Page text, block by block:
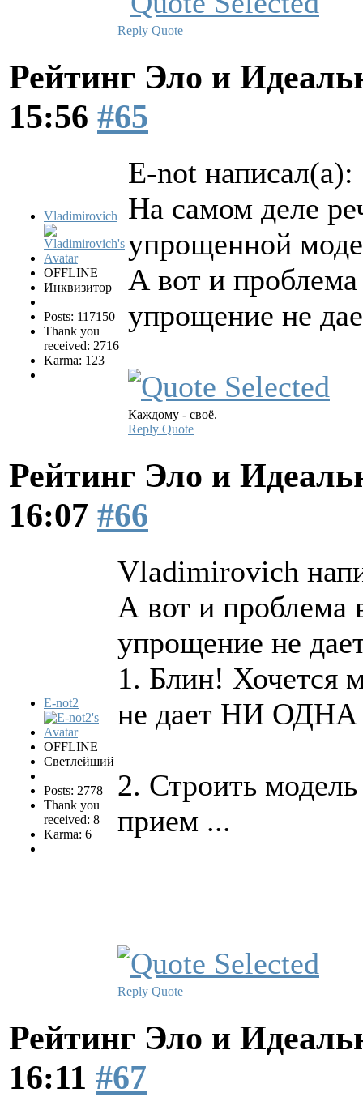
Reply Quote
Рейтинг Эло и
15:56 #65
Vladimirovich
OFFLINE
Инквизитор
Posts: 117150
Thank you
received: 2716
Karma: 123
E-not написал(а):
На самом деле
упрощенной
А вот и проблема
упрощение не
Каждому - своё.
Reply Quote
Рейтинг Эло и
16:07 #66
E-not2
OFFLINE
Светлейший
Posts: 2778
Thank you
received: 8
Karma: 6
Vladimirovich
А вот и проблема
упрощение не
1. Блин! Хочется
не дает НИ ОДНА
2. Строить
прием ...
Reply Quote
Рейтинг Эло и
16:11 #67